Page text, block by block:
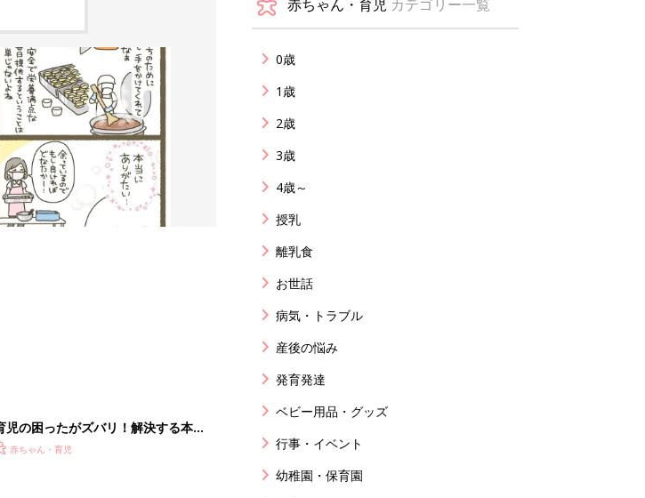
児の困ったがズバリ！解決する本
ひよこクラブ 秋号』 4カ月～2才
赤ちゃん・育児
赤ちゃん・育児 カテゴリー一覧
0歳
1歳
2歳
3歳
4歳～
授乳
離乳食
お世話
病気・トラブル
産後の悩み
発育発達
ベビー用品・グッズ
行事・イベント
幼稚園・保育園